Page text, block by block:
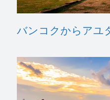
バンコクからアユ